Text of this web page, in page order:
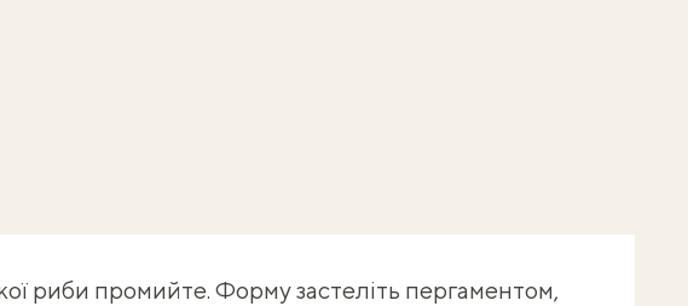
риби промийте. Форму застеліть пергаментом,